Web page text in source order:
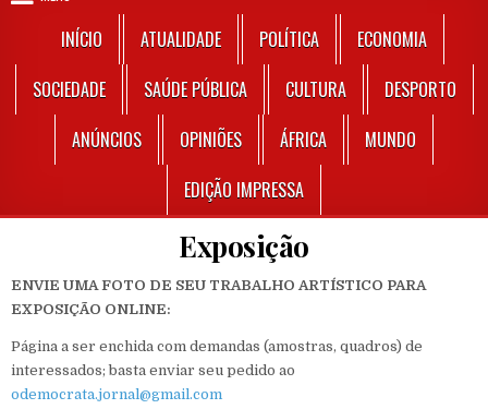
INÍCIO ATUALIDADE POLÍTICA
ECONOMIA
SOCIEDADE
SAÚDE PÚBLICA CULTURA
DESPORTO
ANÚNCIOS
OPINIÕES ÁFRICA
MUNDO
EDIÇÃO IMPRESSA
Exposição
ENVIE UMA FOTO DE SEU TRABALHO ARTÍSTICO PARA
EXPOSIÇÃO ONLINE:
Página a ser enchida com demandas (amostras, quadros) de
interessados; basta enviar seu pedido ao
odemocrata.jornal@gmail.com